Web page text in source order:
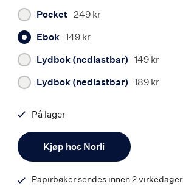
Pocket 249 kr
Ebok 149 kr
Lydbok (nedlastbar) 149 kr
Lydbok (nedlastbar) 189 kr
Kjøp hos Norli
På lager
9788203198908
Papirbøker sendes innen 2 virkedager